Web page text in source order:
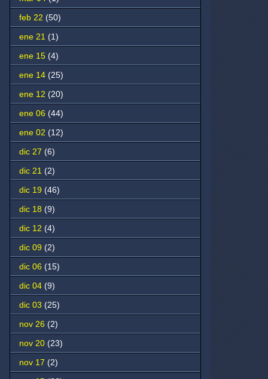
feb 22 (50)
ene 21 (1)
ene 15 (4)
ene 14 (25)
ene 12 (20)
ene 06 (44)
ene 02 (12)
dic 27 (6)
dic 21 (2)
dic 19 (46)
dic 18 (9)
dic 12 (4)
dic 09 (2)
dic 06 (15)
dic 04 (9)
dic 03 (25)
nov 26 (2)
nov 20 (23)
nov 17 (2)